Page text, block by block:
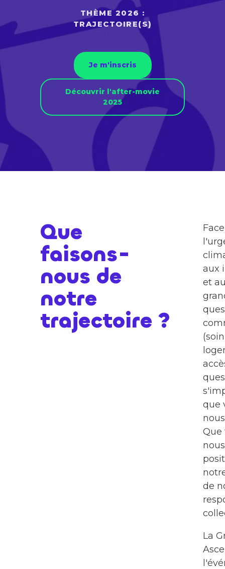
THÈME 2026 :
TRAJECTOIRE(S)
Je m'inscris
Découvrir l'after-movie
2025
Que
faisons-
nous de
notre
trajectoire ?
aux
et
que
Que
de
La